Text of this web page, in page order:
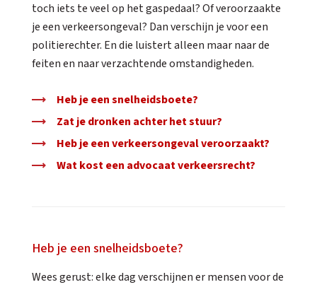
toch iets te veel op het gaspedaal? Of veroorzaakte
je een verkeersongeval? Dan verschijn je voor een
politierechter. En die luistert alleen maar naar de
feiten en naar verzachtende omstandigheden.
Heb je een snelheidsboete?
Zat je dronken achter het stuur?
Heb je een verkeersongeval veroorzaakt?
Wat kost een advocaat verkeersrecht?
Heb je een snelheidsboete?
Wees gerust: elke dag verschijnen er mensen voor de